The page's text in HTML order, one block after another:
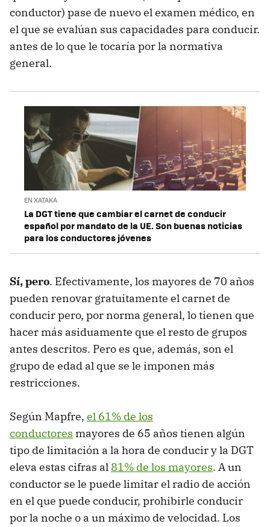
conductor) pase de nuevo el examen médico, en
el que se evalúan sus capacidades para conducir.
antes de lo que le tocaría por la normativa
general.
EN XATAKA
La DGT tiene que cambiar el carnet de conducir
español por mandato de la UE. Son buenas noticias
para los conductores jóvenes
Sí, pero. Efectivamente, los mayores de 70 años
pueden renovar gratuitamente el carnet de
conducir pero, por norma general, lo tienen que
hacer más asiduamente que el resto de grupos
antes descritos. Pero es que, además, son el
grupo de edad al que se le imponen más
restricciones.
Según Mapfre, el 61% de los
conductores mayores de 65 años tienen algún
tipo de limitación a la hora de conducir y la DGT
eleva estas cifras al 81% de los mayores. A un
conductor se le puede limitar el radio de acción
en el que puede conducir, prohibirle conducir
por la noche o a un máximo de velocidad. Los